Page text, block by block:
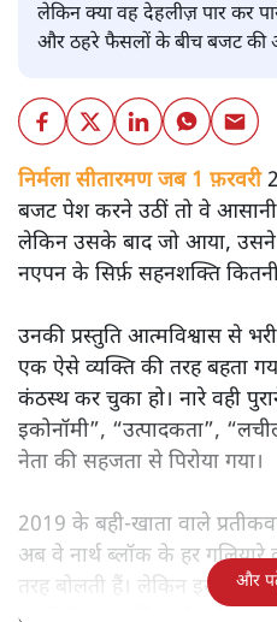
लेकिन क्या वह देहलीज़ पार कर
और ठहरे फैसलों के बीच बजट की
निर्मला सीतारमण जब 1 फ़रवरी
बजट पेश करने उठीं तो वे आसानी
लेकिन उसके बाद जो आया, उसने
नएपन के सिर्फ़ सहनशक्ति
उनकी प्रस्तुति आत्मविश्वास से
एक ऐसे व्यक्ति की तरह बहता
कंठस्थ कर चुका हो। नारे वही
इकोनॉमी”, “उत्पादकता”,
नेता की सहजता से पिरोया गया।
2019 के बही‑खाता वाले
अब वे नार्थ ब्लॉक के हर गलियारे
तरह बोलती हैं। लेकिन इस
और